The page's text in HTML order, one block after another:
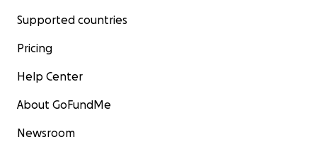
Supported countries
Pricing
Help Center
About GoFundMe
Newsroom